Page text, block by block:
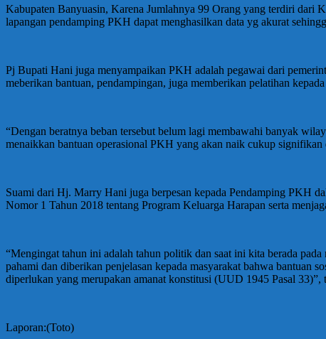
Kabupaten Banyuasin, Karena Jumlahnya 99 Orang yang terdiri dari
lapangan pendamping PKH dapat menghasilkan data yg akurat
Pj Bupati Hani juga menyampaikan PKH adalah pegawai dari
meberikan bantuan, pendampingan, juga memberikan pelatihan
“Dengan beratnya beban tersebut belum lagi membawahi banyak
menaikkan bantuan operasional PKH yang akan naik cukup signifikan
Suami dari Hj. Marry Hani juga berpesan kepada Pendamping PKH
Nomor 1 Tahun 2018 tentang Program Keluarga Harapan serta
“Mengingat tahun ini adalah tahun politik dan saat ini kita berada
pahami dan diberikan penjelasan kepada masyarakat bahwa bantuan
diperlukan yang merupakan amanat konstitusi (UUD 1945 Pasal 33)”,
Laporan:(Toto)